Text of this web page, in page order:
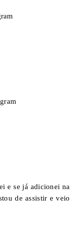
e se já adicionei na
de assistir e veio